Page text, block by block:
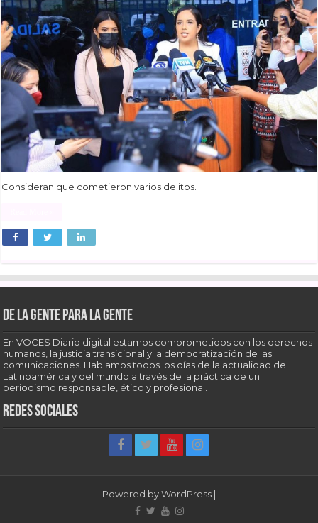
Consideran que cometieron varios delitos.
De la gente para la gente
En VOCES Diario digital estamos comprometidos con los derechos
humanos, la justicia transicional y la democratización de las
comunicaciones. Hablamos todos los días de la actualidad de
Latinoamérica y del mundo a través de la práctica de un
periodismo responsable, ético y profesional.
Redes sociales
Powered byWordPress |